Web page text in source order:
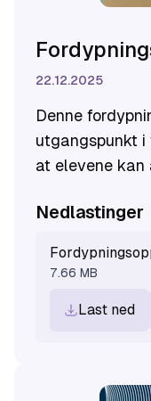
22.12.2025
Denne
utgangspunkt
at elevene kan
Nedlastinger
7.66 MB
Last ned